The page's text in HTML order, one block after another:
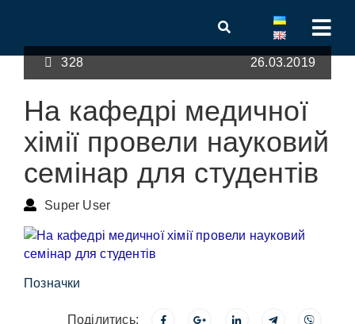
328 26.03.2019
На кафедрі медичної
хімії провели науковий
семінар для студентів
Super User
Позначки
Поділитись: